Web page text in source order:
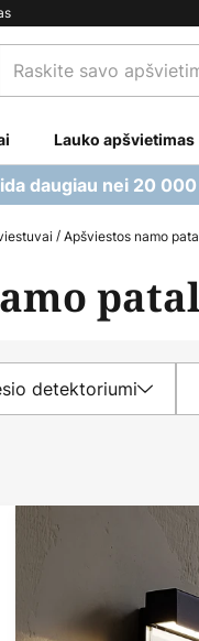
savo
Lauko apšvietimas
daugiau nei 20
Apšviestos namo
detektoriumi